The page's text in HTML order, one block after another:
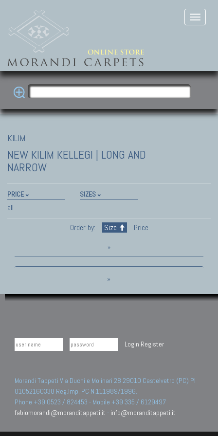
KILIM
NEW KILIM KELLEGI | LONG AND
NARROW
PRICE
all
SIZES
Order by: Size Price
»
»
Login Register
Morandi Tappeti Via Duchi e Molinari 28 29010 Castelvetro (PC) PI
01052160338 Reg.Imp. PC N.111989/1996.
Phone +39 0523 / 824453 - Mobile +39 335 / 6129497
fabiomorandi@moranditappeti.it - info@moranditappeti.it